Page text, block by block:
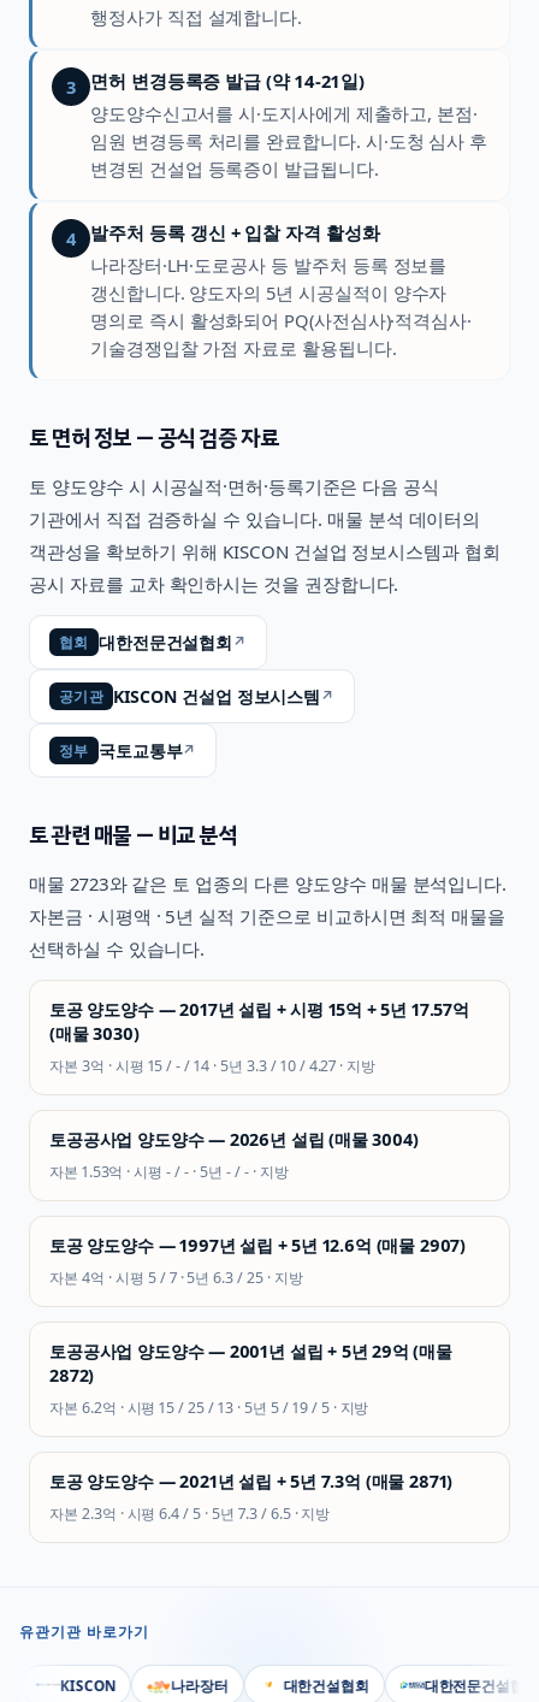
행정사가 직접 설계합니다.
3
면허 변경등록증 발급 (약 14-21일)
양도양수신고서를 시·도지사에게 제출하고, 본점·
임원 변경등록 처리를 완료합니다. 시·도청 심사 후
변경된 건설업 등록증이 발급됩니다.
4
발주처 등록 갱신 + 입찰 자격 활성화
나라장터·LH·도로공사 등 발주처 등록 정보를
갱신합니다. 양도자의 5년 시공실적이 양수자
명의로 즉시 활성화되어 PQ(사전심사)·적격심사·
기술경쟁입찰 가점 자료로 활용됩니다.
토면허 정보 — 공식 검증 자료
토 양도양수 시 시공실적·면허·등록기준은 다음 공식
기관에서 직접 검증하실 수 있습니다. 매물 분석 데이터의
객관성을 확보하기 위해 KISCON 건설업 정보시스템과 협회
공시 자료를 교차 확인하시는 것을 권장합니다.
협회 대한전문건설협회↗
공기관 KISCON 건설업 정보시스템↗
정부 국토교통부↗
토관련 매물 — 비교 분석
매물 2723와 같은 토 업종의 다른 양도양수 매물 분석입니다.
자본금 · 시평액 · 5년 실적 기준으로 비교하시면 최적 매물을
선택하실 수 있습니다.
토공 양도양수 — 2017년 설립 + 시평 15억 + 5년 17.57억
(매물 3030)
자본 3억 · 시평 15 / - / 14 · 5년3.3 / 10 / 4.27 · 지방
토공공사업 양도양수 — 2026년 설립 (매물 3004)
자본 1.53억 · 시평- / - · 5년- / -· 지방
토공 양도양수 — 1997년 설립 + 5년 12.6억 (매물 2907)
자본 4억 · 시평 5 / 7· 5년6.3 / 25· 지방
토공공사업 양도양수 — 2001년 설립 + 5년 29억 (매물
2872)
자본 6.2억 · 시평15 / 25 / 13· 5년 5 / 19 / 5· 지방
토공 양도양수 — 2021년 설립 + 5년 7.3억 (매물 2871)
자본 2.3억 · 시평6.4 / 5 · 5년 7.3 / 6.5·지방
유관기관 바로가기
KISCON 나라장터 대한건설협회 대한전문건설협회